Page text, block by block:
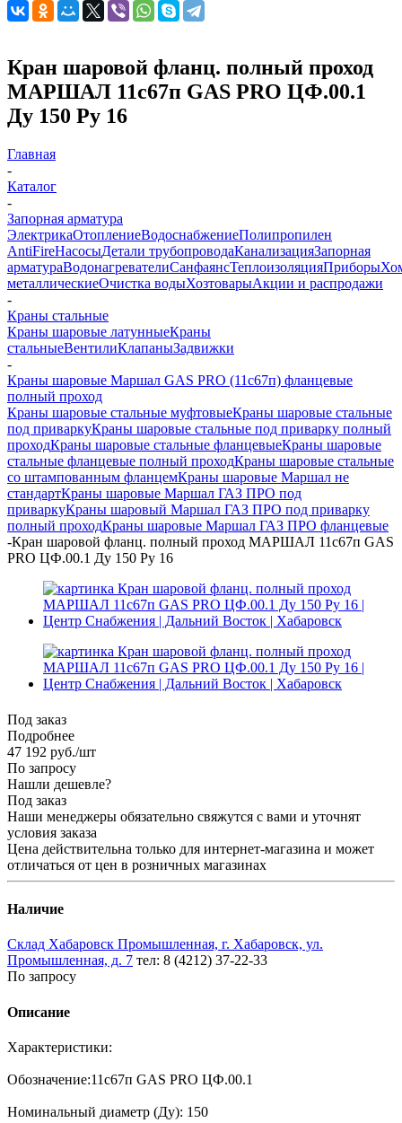
Кран шаровой фланц. полный проход
МАРШАЛ 11с67п GAS PRO ЦФ.00.1
Ду 150 Ру 16
Главная
-
Каталог
-
Запорная арматура
ЭлектрикаОтоплениеВодоснабжениеПолипропилен
AntiFireНасосыДетали трубопроводаКанализацияЗапорная
арматураВодонагревателиСанфаянсТеплоизоляцияПриборы
металлическиеОчистка водыХозтоварыАкции и распродажи
-
Краны стальные
Краны шаровые латунныеКраны
стальныеВентилиКлапаныЗадвижки
-
Краны шаровые Маршал GAS PRO (11с67п) фланцевые
полный проход
Краны шаровые стальные муфтовыеКраны шаровые стальные
под приваркуКраны шаровые стальные под приварку полный
проходКраны шаровые стальные фланцевыеКраны шаровые
стальные фланцевые полный проходКраны шаровые стальные
со штампованным фланцемКраны шаровые Маршал не
стандартКраны шаровые Маршал ГАЗ ПРО под
приваркуКраны шаровый Маршал ГАЗ ПРО под приварку
полный проходКраны шаровые Маршал ГАЗ ПРО фланцевые
-Кран шаровой фланц. полный проход МАРШАЛ 11с67п GAS
PRO ЦФ.00.1 Ду 150 Ру 16
Под заказ
Подробнее
47 192 руб./шт
По запросу
Нашли дешевле?
Под заказ
Наши менеджеры обязательно свяжутся с вами и уточнят
условия заказа
Цена действительна только для интернет-магазина и может
отличаться от цен в розничных магазинах
Наличие
Склад Хабаровск Промышленная, г. Хабаровск, ул.
Промышленная, д. 7 тел: 8 (4212) 37-22-33
По запросу
Описание
Характеристики:
Обозначение:11с67п GAS PRO ЦФ.00.1
Номинальный диаметр (Ду): 150